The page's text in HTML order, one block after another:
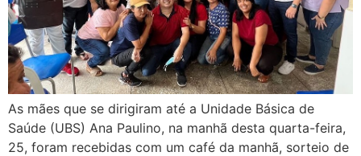
As mães que se dirigiram até a Unidade Básica de
Saúde (UBS) Ana Paulino, na manhã desta quarta-feira,
25, foram recebidas com um café da manhã, sorteio de